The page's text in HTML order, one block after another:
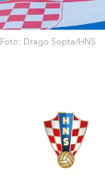
Foto: Drago Sopta/HNS